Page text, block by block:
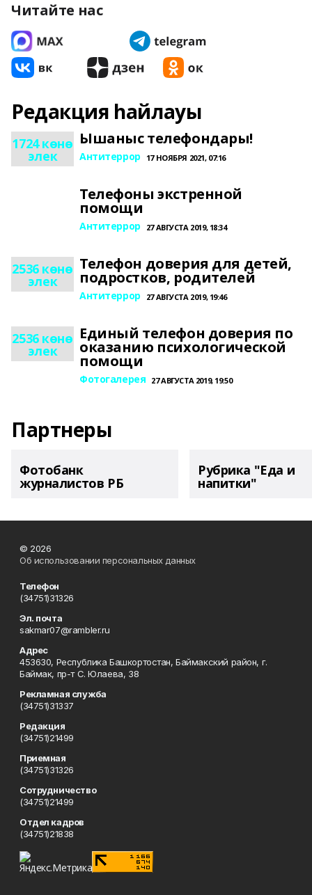
Читайте нас
Редакция һайлауы
1724 көнө
элек
Ышаныс телефондары!
Антитеррор 17 НОЯБРЯ 2021, 07:16
Телефоны экстренной
помощи
Антитеррор 27 АВГУСТА 2019, 18:34
2536 көнө
элек
Телефон доверия для детей,
подростков, родителей
Антитеррор 27 АВГУСТА 2019, 19:46
2536 көнө
элек
Единый телефон доверия по
оказанию психологической
помощи
Фотогалерея 27 АВГУСТА 2019, 19:50
Партнеры
Фотобанк
журналистов РБ
Рубрика "Еда и
напитки"
© 2026
Об использовании персональных данных
Телефон
(34751)31326
Эл. почта
sakmar07@rambler.ru
Адрес
453630, Республика Башкортостан, Баймакский район, г.
Баймак, пр-т С. Юлаева, 38
Рекламная служба
(34751)31337
Редакция
(34751)21499
Приемная
(34751)31326
Сотрудничество
(34751)21499
Отдел кадров
(34751)21838